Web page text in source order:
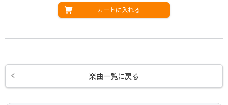
カートに入れる
楽曲一覧に戻る